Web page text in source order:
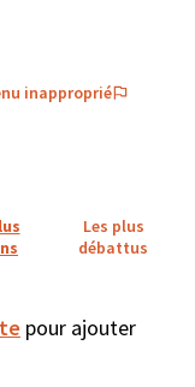
inapproprié
Les plus
débattus
pour ajouter